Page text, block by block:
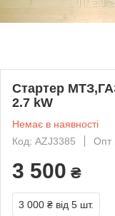
Стартер
2.7 kW
Немає в наявності
Код: AZJ3385
Опт
3 500 ₴
3 000 ₴ від 5 шт.